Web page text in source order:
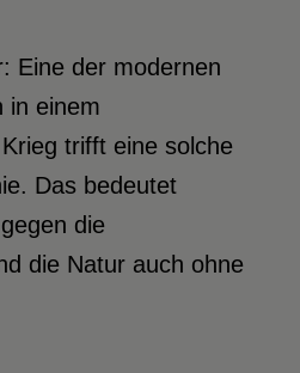
Eine der modernen
in einem
trifft eine solche
Das bedeutet
die
die Natur auch ohne